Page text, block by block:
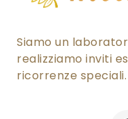
Siamo un
realizziamo inviti
ricorrenze speciali.